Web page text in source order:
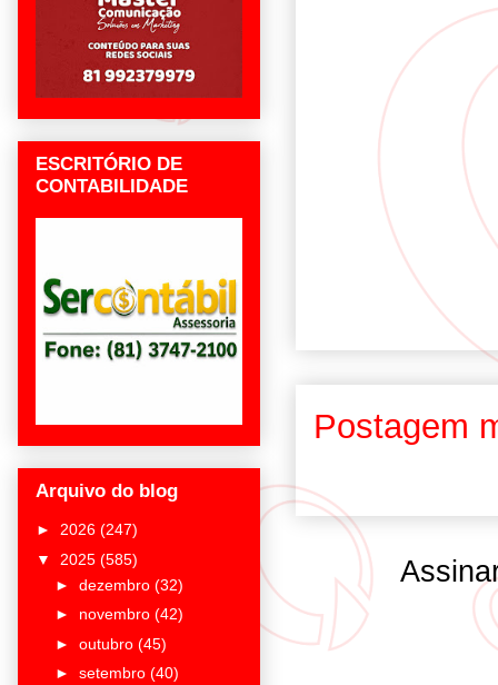
Postagem
ESCRITÓRIO DE
CONTABILIDADE
Arquivo do blog
► 2026 (247)
▼ 2025 (585)
► dezembro (32)
► novembro (42)
► outubro (45)
► setembro (40)